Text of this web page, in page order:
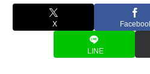
X
LINE